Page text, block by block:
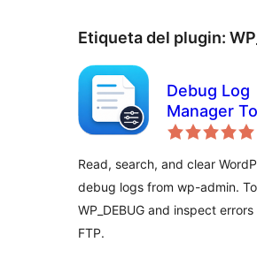
Etiqueta del plugin:
Debug Log
Manager
Read, search, and clear
debug logs from wp-admin.
WP_DEBUG and inspect
FTP.